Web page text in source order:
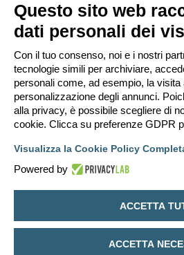
Per eseguire il login devi essere registrato. La
pochi secondi e garantisce l’accesso alle
può anche dare permessi speciali agli utenti.
assicurati di aver letto i termini d’uso e le varie
Condizioni d’uso
Trattamento dei dati
Indice Cancella
Contattaci
Creato daphpBB® Forum
Traduzione Italiana
Questo sito web
dati personali dei
Con il tuo consenso, noi e i nostri
tecnologie simili per archiviare,
personali come, ad esempio, la visita
personalizzazione degli annunci.
alla privacy, è possibile scegliere di
cookie. Clicca su preferenze GDPR
Visualizza la Cookie Policy
Powered by
ACCETTA
ACCETTA